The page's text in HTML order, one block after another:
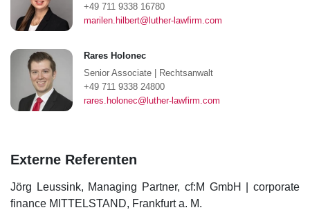
+49 711 9338 16780
marilen.hilbert@luther-lawfirm.com
Rares Holonec
Senior Associate
Rechtsanwalt
+49 711 9338 24800
rares.holonec@luther-lawfirm.com
Externe Referenten
Jörg Leussink, Managing Partner, cf:M GmbH | corporate
finance MITTELSTAND, Frankfurt a. M.